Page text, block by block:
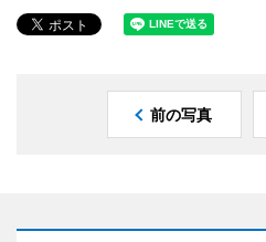
前の写真